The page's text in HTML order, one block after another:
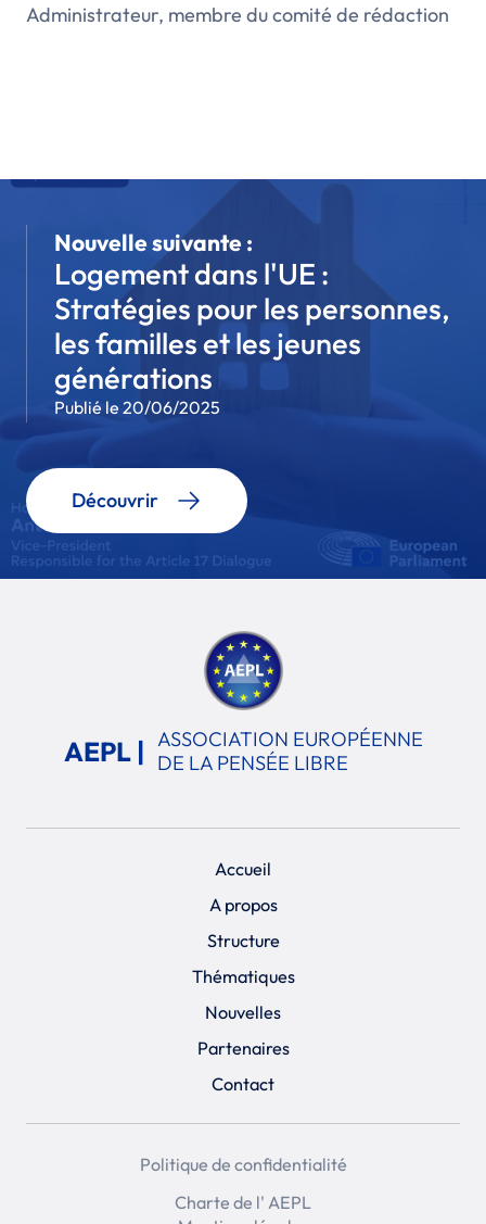
Administrateur, membre du comité de rédaction
Nouvelle suivante :
Logement dans l'UE :
Stratégies pour les personnes,
les familles et les jeunes
générations
Publié le 20/06/2025
Découvrir
AEPL | ASSOCIATION EUROPÉENNE
DE LA PENSÉE LIBRE
Accueil
A propos
Structure
Thématiques
Nouvelles
Partenaires
Contact
Politique de confidentialité
Charte de l' AEPL